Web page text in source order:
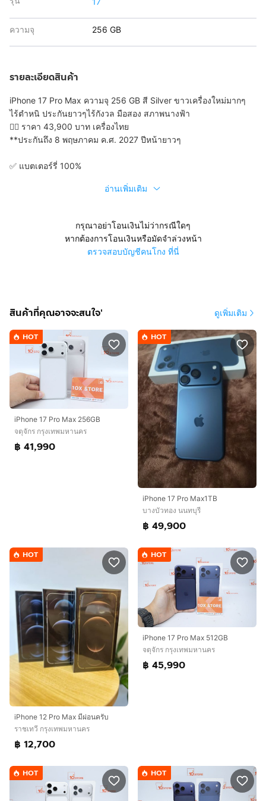
ความจุ 256 GB
รายละเอียดสินค้า
iPhone 17 Pro Max ความจุ 256 GB สี Silver ขาวเครื่องใหม่มากๆ
ไร้ตำหนิ ประกันยาวๆไร้กังวล มือสอง สภาพนางฟ้า
👉🏻 ราคา 43,900 บาท เครื่องไทย
**ประกันถึง 8 พฤษภาคม ค.ศ. 2027 ปีหน้ายาวๆ
✅ แบตเตอร์รี่ 100%
อ่านเพิ่มเติม
กรุณาอย่าโอนเงินไม่ว่ากรณีใดๆ
หากต้องการโอนเงินหรือมัดจำล่วงหน้า
ตรวจสอบบัญชีคนโกง ที่นี่
สินค้าที่คุณอาจจะสนใจ' ดูเพิ่มเติม
HOT
iPhone 17 Pro Max 256GB
จตุจักร กรุงเทพมหานคร
฿ 41,990
HOT
iPhone 17 Pro Max1TB
บางบัวทอง นนทบุรี
฿ 49,900
HOT
iPhone 12 Pro Max มีผ่อนครับ
ราชเทวี กรุงเทพมหานคร
฿ 12,700
HOT
iPhone 17 Pro Max 512GB
จตุจักร กรุงเทพมหานคร
฿ 45,990
HOT HOT